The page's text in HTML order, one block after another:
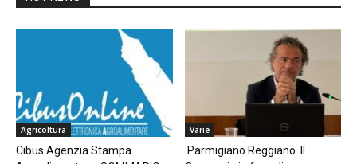
Agricoltura
Cibus Agenzia Stampa
Varie
Parmigiano Reggiano. Il